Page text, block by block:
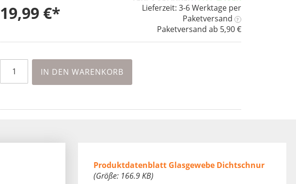
Lieferzeit: 3-6 Werktageper
Paketversand
?
Paketversand ab 5,90 €
19,99 €
IN DEN WARENKORB
Produktdatenblatt Glasgewebe Dichtschnur
(Größe: 166.9 KB)